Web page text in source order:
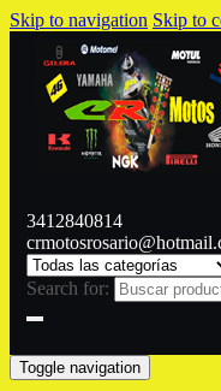
Skip to navigation Skip to
3412840814
Search for:
Toggle navigation